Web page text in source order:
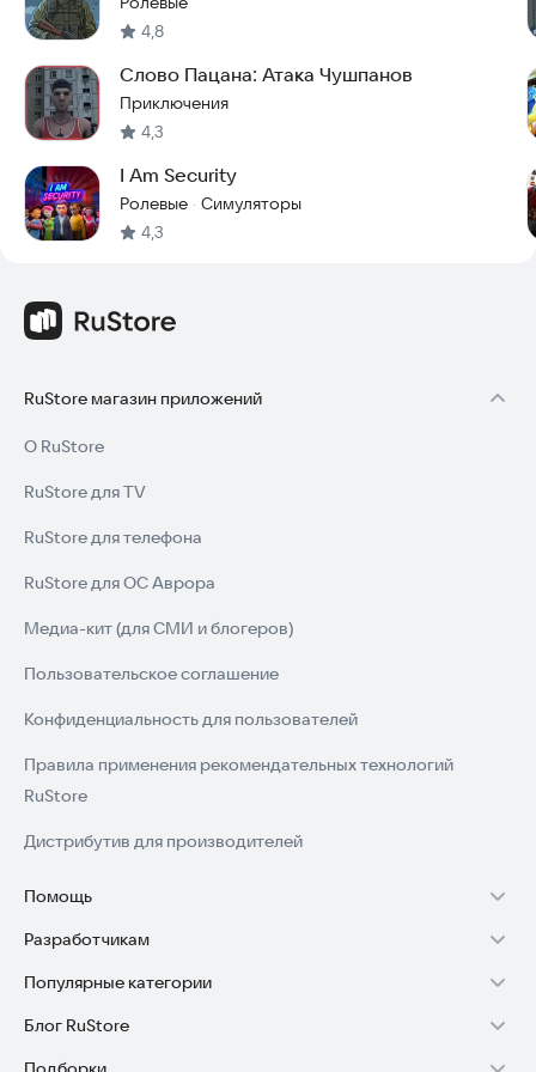
4,8
Слово Пацана: Атака Чушпанов
Приключения
4,3
I Am Security
Ролевые · Симуляторы
4,3
RuStore магазин приложений
О RuStore
RuStore для TV
RuStore для телефона
RuStore для ОС Аврора
Медиа-кит (для СМИ и блогеров)
Пользовательское соглашение
Конфиденциальность для пользователей
Правила применения рекомендательных технологий
RuStore
Дистрибутив для производителей
Помощь
Установка RuStore на TV
Установка RuStore на телефон
Установка RuStore в машину
Разработчикам
Зарабатывать с RuStore
Стать разработчиком
Популярные категории
Игры для Android
Блог RuStore